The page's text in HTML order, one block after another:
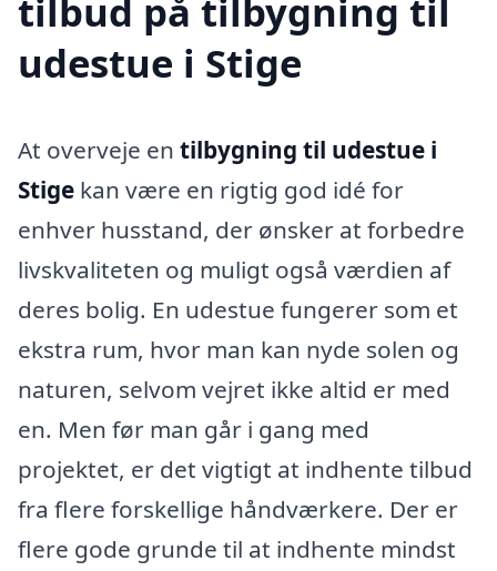
tilbud på tilbygning til
udestue i Stige
At overveje en tilbygning til udestue i
Stige kan være en rigtig god idé for
enhver husstand, der ønsker at forbedre
livskvaliteten og muligt også værdien af
deres bolig. En udestue fungerer som et
ekstra rum, hvor man kan nyde solen og
naturen, selvom vejret ikke altid er med
en. Men før man går i gang med
projektet, er det vigtigt at indhente tilbud
fra flere forskellige håndværkere. Der er
flere gode grunde til at indhente mindst